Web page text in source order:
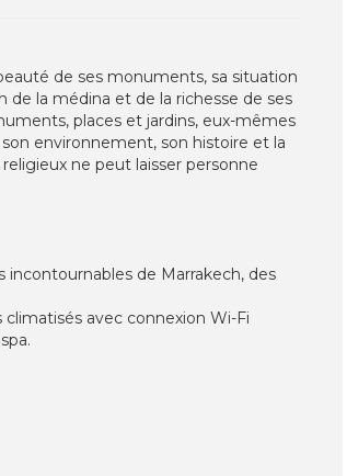
de ses monuments, sa situation
de la médina et de la richesse de ses
places et jardins, eux-mêmes
environnement, son histoire et la
ne peut laisser personne
de Marrakech, des
avec connexion Wi-Fi